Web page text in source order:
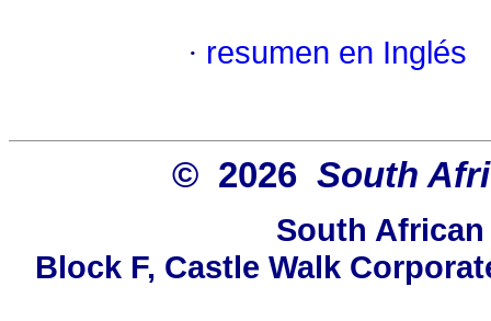
· resumen en Inglés
© 2026 South
South
Block F, Castle Walk